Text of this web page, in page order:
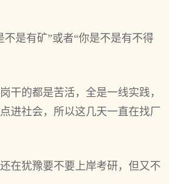
是有矿”或者“你是不是有不得
干的都是苦活，全是一线实践，
进社会，所以这几天一直在找厂
在犹豫要不要上岸考研，但又不